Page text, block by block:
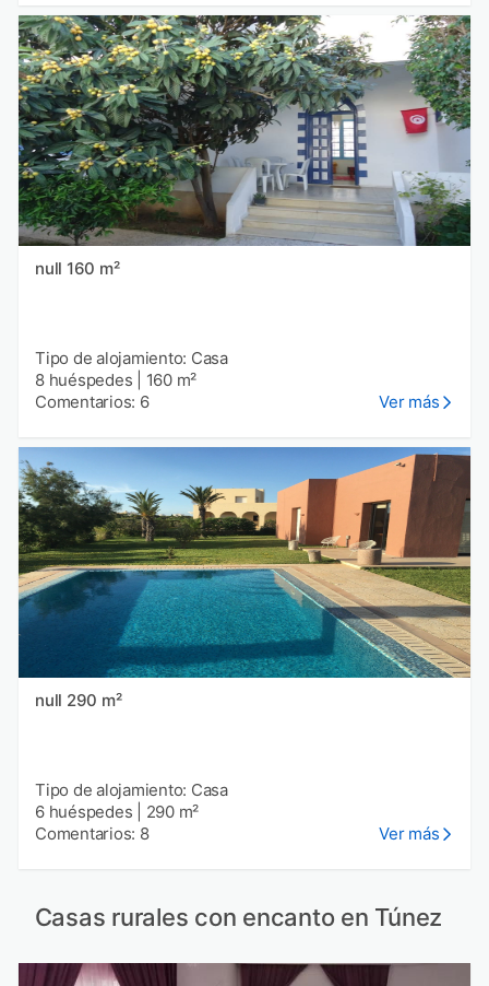
null 160 m²
Tipo de alojamiento: Casa
8 huéspedes
160 m²
Comentarios: 6
Ver más
null 290 m²
Tipo de alojamiento: Casa
6 huéspedes
290 m²
Comentarios: 8
Ver más
Casas rurales con encanto en Túnez